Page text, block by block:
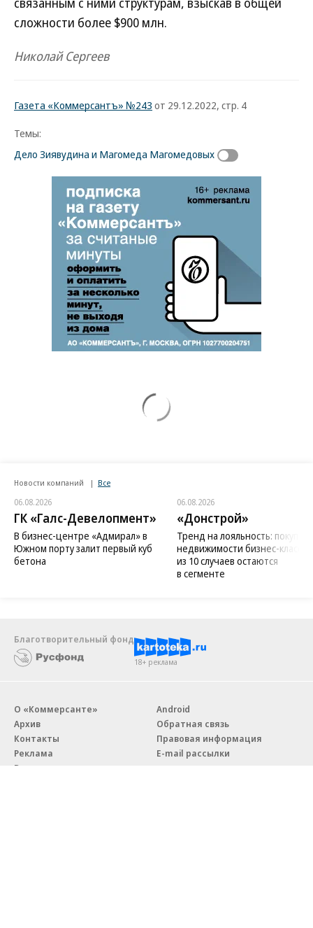
сложности более $900 млн.
Николай Сергеев
Газета «Коммерсантъ» №243 от 29.12.2022, стр. 4
Темы:
Дело Зиявудина и Магомеда Магомедовых
Новости компаний Все
06.08.2026
ГК «Галс-Девелопмент»
В бизнес-центре «Адмирал» в
Южном порту залит первый куб
бетона
06.08.2026
«Донстрой»
Тренд на лояльность:
недвижимости бизнес-класса
из 10 случаев остаются
в сегменте
Благотворительный фонд
18+ реклама
О «Коммерсанте»
Архив
Контакты
Реклама
Вакансии
Android
Обратная связь
Правовая информация
E-mail рассылки